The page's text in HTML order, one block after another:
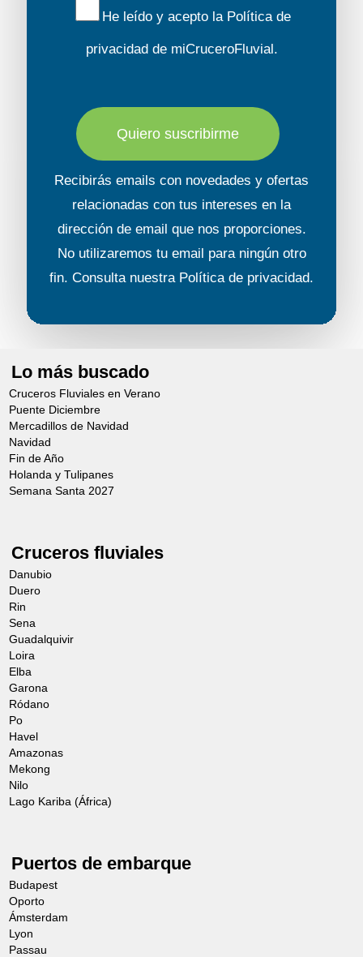
He leído y acepto la Política de
privacidadde miCruceroFluvial.
Quiero suscribirme
Recibirás emails con novedades y ofertas
relacionadas con tus intereses en la
dirección de email que nos proporciones.
No utilizaremos tu email para ningún otro
fin. Consulta nuestra Política de privacidad.
Lo más buscado
Cruceros Fluviales en Verano
Puente Diciembre
Mercadillos de Navidad
Navidad
Fin de Año
Holanda y Tulipanes
Semana Santa 2027
Cruceros fluviales
Danubio
Duero
Rin
Sena
Guadalquivir
Loira
Elba
Garona
Ródano
Po
Havel
Amazonas
Mekong
Nilo
Lago Kariba (África)
Puertos de embarque
Budapest
Oporto
Ámsterdam
Lyon
Passau